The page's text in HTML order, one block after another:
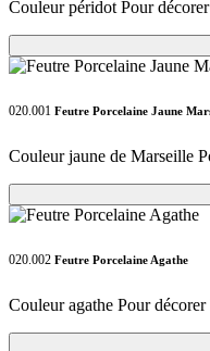
Couleur péridot Pour
Loading...
Loading...
020.001 Feutre Porcelaine Jaune
Couleur jaune de Marseille
Loading...
Loading...
020.002 Feutre Porcelaine Agathe
Couleur agathe Pour
Loading...
Loading...